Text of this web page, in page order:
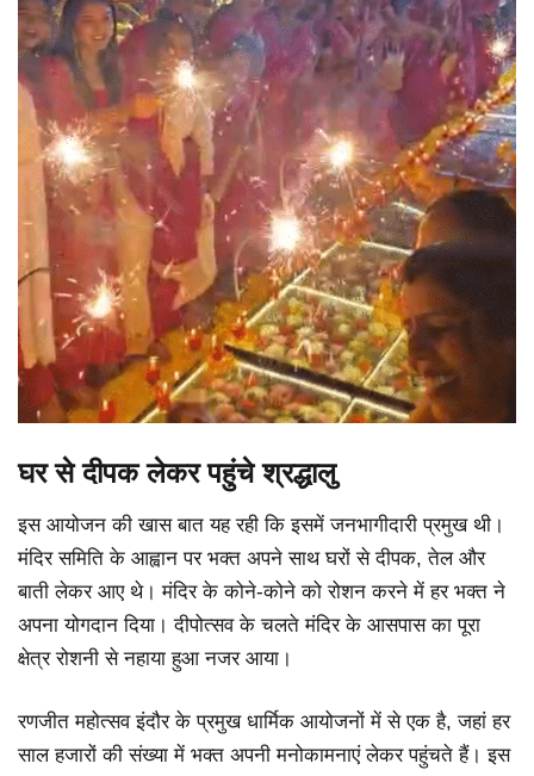
घर से दीपक लेकर पहुंचे श्रद्धालु
इस आयोजन की खास बात यह रही कि इसमें जनभागीदारी प्रमुख थी।
मंदिर समिति के आह्वान पर भक्त अपने साथ घरों से दीपक, तेल और
बाती लेकर आए थे। मंदिर के कोने-कोने को रोशन करने में हर भक्त ने
अपना योगदान दिया। दीपोत्सव के चलते मंदिर के आसपास का पूरा
क्षेत्र रोशनी से नहाया हुआ नजर आया।
रणजीत महोत्सव इंदौर के प्रमुख धार्मिक आयोजनों में से एक है, जहां हर
साल हजारों की संख्या में भक्त अपनी मनोकामनाएं लेकर पहुंचते हैं। इस